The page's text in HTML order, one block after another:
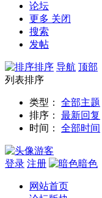
论坛
更多 关闭
搜索
发帖
排序 导航 顶部
列表排序
类型： 全部主题
排序：
最新回复
时间：
全部时间
游客
登录 注册 暗色
网站首页